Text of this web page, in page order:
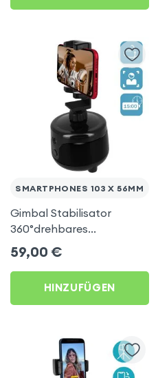
SMARTPHONES 103 X 56MM
Gimbal Stabilisator
360°drehbares
Smartphone-Stativ
Gesichter-Tracking –
Schwarz
59,00 €
HINZUFÜGEN